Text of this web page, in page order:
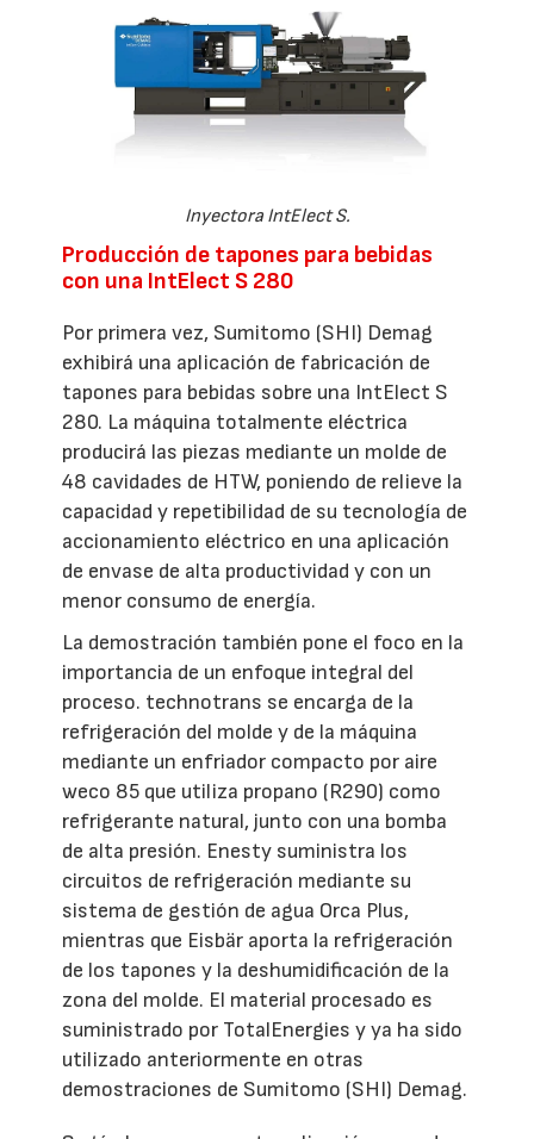
Inyectora IntElect S.
Producción de tapones para bebidas
con una IntElect S 280
Por primera vez, Sumitomo (SHI) Demag
exhibirá una aplicación de fabricación de
tapones para bebidas sobre una IntElect S
280. La máquina totalmente eléctrica
producirá las piezas mediante un molde de
48 cavidades de HTW, poniendo de relieve la
capacidad y repetibilidad de su tecnología de
accionamiento eléctrico en una aplicación
de envase de alta productividad y con un
menor consumo de energía.
La demostración también pone el foco en la
importancia de un enfoque integral del
proceso. technotrans se encarga de la
refrigeración del molde y de la máquina
mediante un enfriador compacto por aire
weco 85 que utiliza propano (R290) como
refrigerante natural, junto con una bomba
de alta presión. Enesty suministra los
circuitos de refrigeración mediante su
sistema de gestión de agua Orca Plus,
mientras que Eisbär aporta la refrigeración
de los tapones y la deshumidificación de la
zona del molde. El material procesado es
suministrado por TotalEnergies y ya ha sido
utilizado anteriormente en otras
demostraciones de Sumitomo (SHI) Demag.